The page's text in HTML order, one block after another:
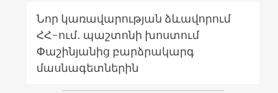
Նոր կառավարության ձևավորում
ՀՀ-ում․ պաշտոնի խոստում
Փաշինյանից բարձրակարգ
մասնագետներին